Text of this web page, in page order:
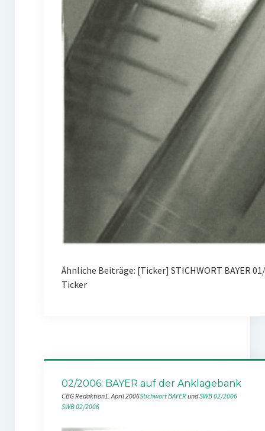
Ähnliche Beiträge: [Ticker] STICHWORT BAYER
Ticker
02/2006: BAYER auf der Anklagebank
CBG Redaktion1. April 2006Stichwort BAYER und SWB 02/2006
SWB 02/2006